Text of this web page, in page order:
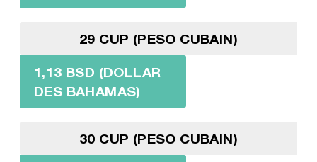
29 CUP (PESO CUBAIN)
1,13 BSD (DOLLAR
DES BAHAMAS)
30 CUP (PESO CUBAIN)